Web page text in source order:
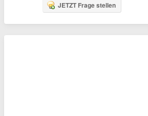
JETZT Frage stellen